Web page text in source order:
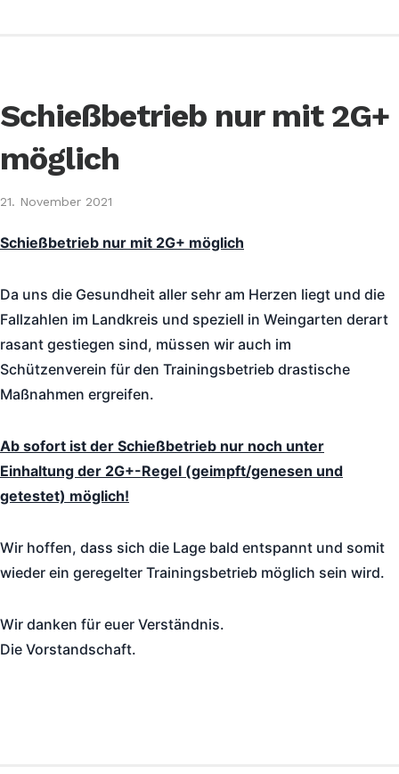
Schießbetrieb nur mit 2G+
möglich
21. November 2021
Schießbetrieb nur mit 2G+ möglich
Da uns die Gesundheit aller sehr am Herzen liegt und die
Fallzahlen im Landkreis und speziell in Weingarten derart
rasant gestiegen sind, müssen wir auch im
Schützenverein für den Trainingsbetrieb drastische
Maßnahmen ergreifen.
Ab sofort ist der Schießbetrieb nur noch unter
Einhaltung der 2G+-Regel (geimpft/genesen und
getestet) möglich!
Wir hoffen, dass sich die Lage bald entspannt und somit
wieder ein geregelter Trainingsbetrieb möglich sein wird.
Wir danken für euer Verständnis.
Die Vorstandschaft.